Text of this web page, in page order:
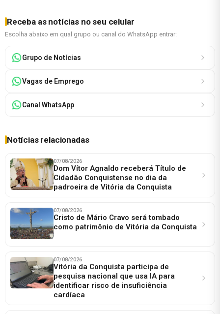
Receba as notícias no seu celular
Escolha abaixo em qual grupo ou canal do WhatsApp entrar:
Grupo de Notícias
Vagas de Emprego
Canal WhatsApp
Notícias relacionadas
07/08/2026
Dom Vítor Agnaldo receberá Título de
Cidadão Conquistense no dia da
padroeira de Vitória da Conquista
07/08/2026
Cristo de Mário Cravo será tombado
como patrimônio de Vitória da Conquista
07/08/2026
Vitória da Conquista participa de
pesquisa nacional que usa IA para
identificar risco de insuficiência
cardíaca